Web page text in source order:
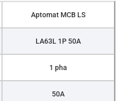
Aptomat MCB LS
LA63L 1P 50A
1 pha
50A